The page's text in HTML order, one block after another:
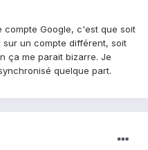
compte Google, c'est que soit
un compte différent, soit
ça me parait bizarre. Je
quelque part.